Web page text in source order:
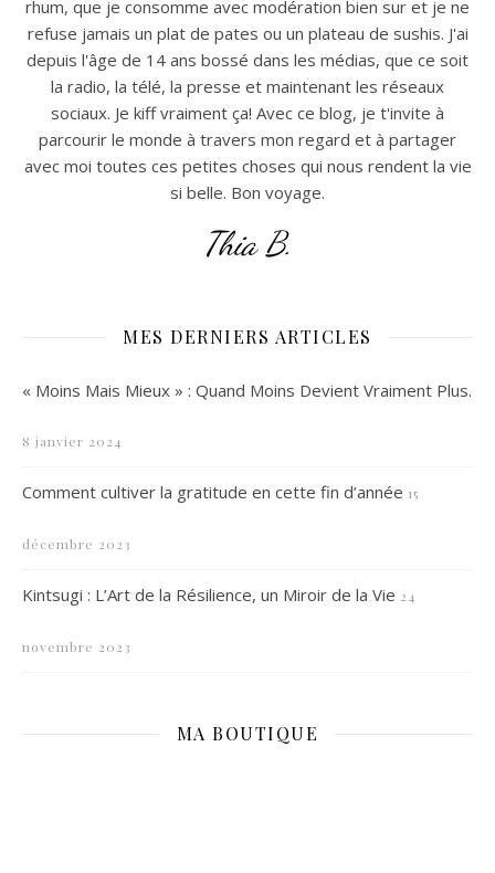
rhum, que je consomme avec modération bien sur et je ne
refuse jamais un plat de pates ou un plateau de sushis. J'ai
depuis l'âge de 14 ans bossé dans les médias, que ce soit
la radio, la télé, la presse et maintenant les réseaux
sociaux. Je kiff vraiment ça! Avec ce blog, je t'invite à
parcourir le monde à travers mon regard et à partager
avec moi toutes ces petites choses qui nous rendent la vie
si belle. Bon voyage.
Thia B.
MES DERNIERS ARTICLES
« Moins Mais Mieux » : Quand Moins Devient Vraiment Plus.
8 janvier 2024
Comment cultiver la gratitude en cette fin d’année 15
décembre 2023
Kintsugi : L’Art de la Résilience, un Miroir de la Vie 24
novembre 2023
MA BOUTIQUE